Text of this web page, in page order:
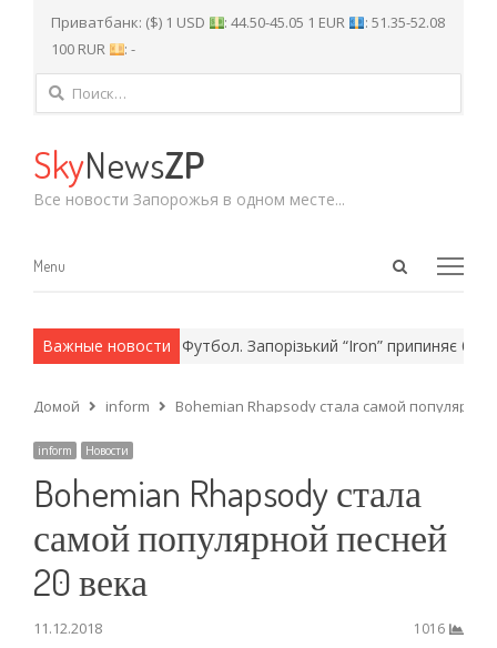
Приватбанк: ($) 1 USD : 44.50-45.05 1 EUR
: 51.35-52.08
100 RUR
: -
Найти:
SkyNewsZP
Все новости Запорожья в одном месте...
Open
Menu
Menu
Важные новости
методы. Футбол. Запорізький “Iron” припиняє
Домой inform Bohemian Rhapsody стала самой
inform Новости
Bohemian Rhapsody стала
самой популярной песней
20 века
11.12.2018 1016